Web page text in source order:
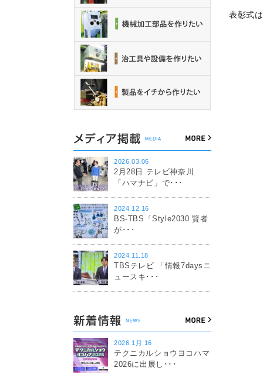
表彰式
2026.03.06
2月28日 テレビ神奈川
「ハマナビ」で･･･
2024.12.16
BS-TBS「Style2030 賢者
が･･･
2024.11.18
TBSテレビ 「情報7daysニ
ュースキ･･･
2026.1月.16
テクニカルショウヨコハマ
2026に出展し･･･